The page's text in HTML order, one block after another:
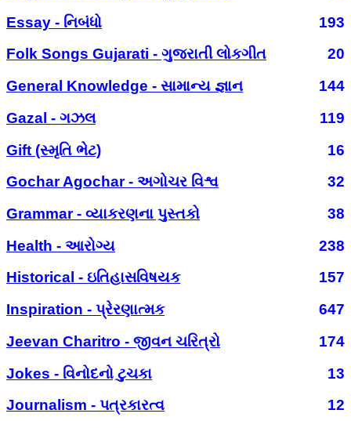
Essay - નિબંધો
193
Folk Songs Gujarati - ગુજરાતી લોકગીત
20
General Knowledge - સામાન્ય જ્ઞાન
144
Gazal - ગઝલ
119
Gift (સ્મૃતિ ભેટ)
16
Gochar Agochar - અગોચર વિશ્વ
32
Grammar - વ્યાકરણના પુસ્તકો
38
Health - આરોગ્ય
238
Historical - ઇતિહાસવિષયક
157
Inspiration - પ્રેરણાત્મક
647
Jeevan Charitro - જીવન ચરિત્રો
174
Jokes - વિનોદનો ટુચકા
13
Journalism - પત્રકારત્વ
12